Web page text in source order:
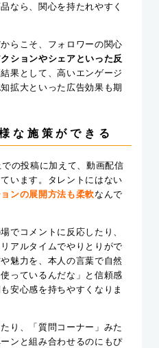
なら、関心を持たれやすく
らこそ、フォロワーの関心
クションやシェアといった反
果として、高いエンゲージ
拡大といった広告効果も期
な施策ができる
の投稿に加えて、動画配信
います。タレントにはない
ンの展開方法も柔軟なんで
でコメントに反応したり、
アルタイムでやりとりがで
魅力を、本人の言葉で自然
っているんだな」と信頼感
安心感を持ちやすくなりま
り、「質問コーナー」みた
ンと組み合わせるのにもぴ